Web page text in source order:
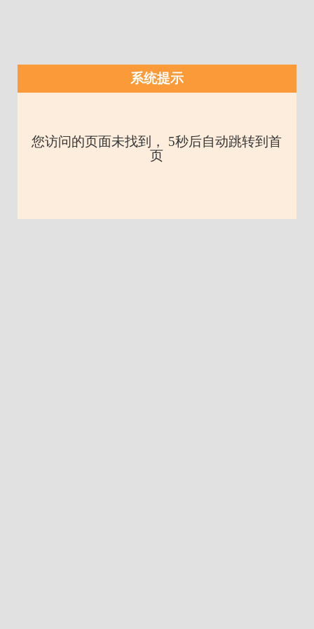
系统提示
您访问的页面未找到， 5秒后自动跳转到首
页